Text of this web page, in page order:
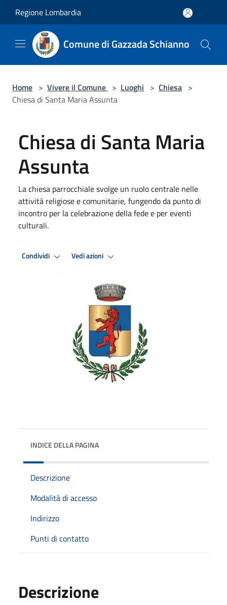
Regione Lombardia
Comune di Gazzada Schianno
Home > Vivere il Comune > Luoghi > Chiesa >
Chiesa di Santa Maria Assunta
Chiesa di Santa Maria
Assunta
La chiesa parrocchiale svolge un ruolo centrale nelle
attività religiose e comunitarie, fungendo da punto di
incontro per la celebrazione della fede e per eventi
culturali.
Condividi Vedi azioni
INDICE DELLA PAGINA
Descrizione
Modalità di accesso
Indirizzo
Punti di contatto
Descrizione